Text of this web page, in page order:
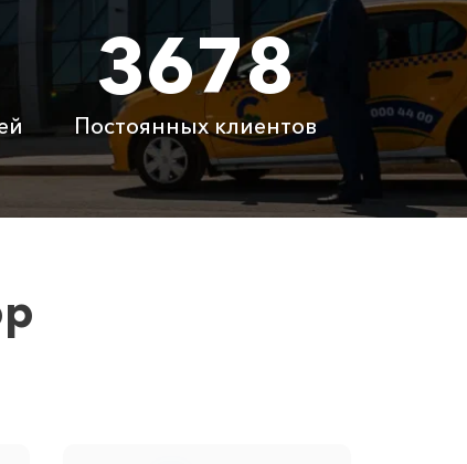
25000 ₽
Бесплатно
Бесплатно
3678
Постоянных клиентов